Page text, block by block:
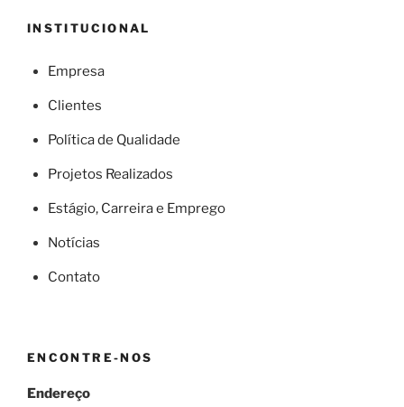
INSTITUCIONAL
Empresa
Clientes
Política de Qualidade
Projetos Realizados
Estágio, Carreira e Emprego
Notícias
Contato
ENCONTRE-NOS
Endereço